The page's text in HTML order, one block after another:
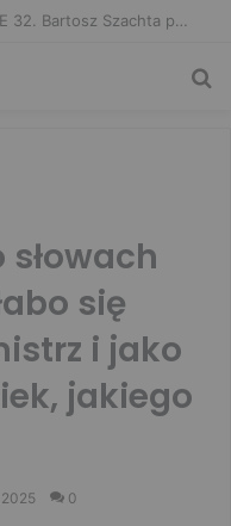
Niepokonany Włodarczyk zawalczy o ranking! Na XTB KSW 122 zmierzy się z Paivą
się
i jako
jakiego
0